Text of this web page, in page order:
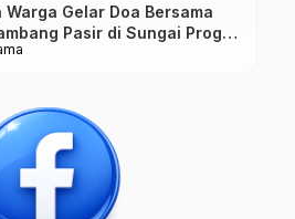
Warga Gelar Doa Bersama
Pasir di Sungai Progo